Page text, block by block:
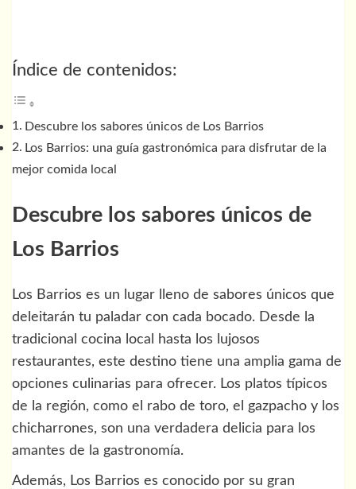
Índice de contenidos:
Descubre los sabores únicos de Los Barrios
Los Barrios: una guía gastronómica para disfrutar de la
mejor comida local
Descubre los sabores únicos de
Los Barrios
Los Barrios es un lugar lleno de sabores únicos que
deleitarán tu paladar con cada bocado. Desde la
tradicional cocina local hasta los lujosos
restaurantes, este destino tiene una amplia gama de
opciones culinarias para ofrecer. Los platos típicos
de la región, como el rabo de toro, el gazpacho y los
chicharrones, son una verdadera delicia para los
amantes de la gastronomía.
Además, Los Barrios es conocido por su gran